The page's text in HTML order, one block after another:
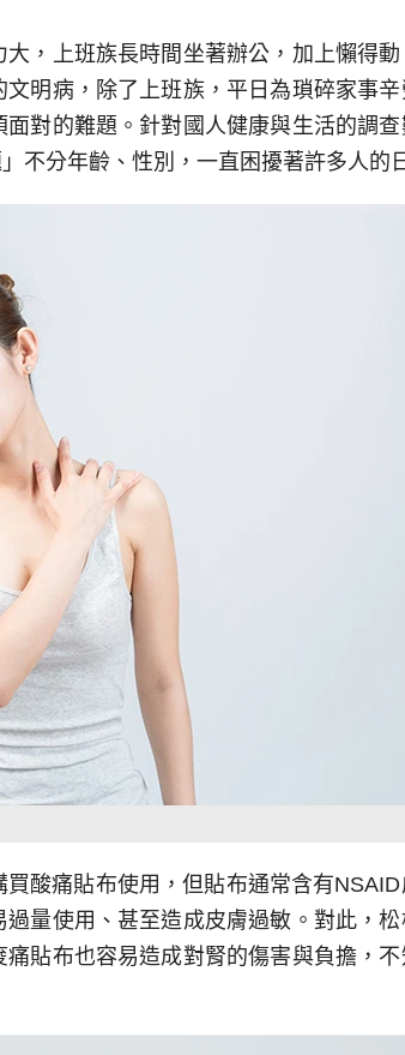
，上班族長時間坐著辦公，加上懶得
明病，除了上班族，平日為瑣碎家事
對的難題。針對國人健康與生活的調
不分年齡、性別，一直困擾著許多人的
酸痛貼布使用，但貼布通常含有
量使用、甚至造成皮膚過敏。對此，
貼布也容易造成對腎的傷害與負擔，